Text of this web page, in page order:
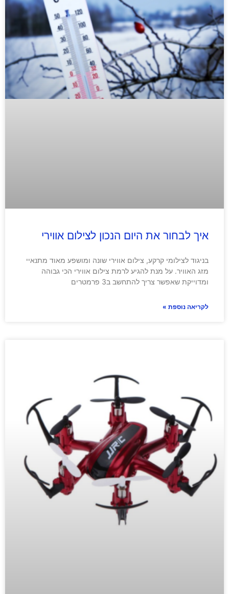
איך לבחור את היום הנכון לצילום אווירי
בניגוד לצילומי קרקע, צילום אווירי שונה ומושפע מאוד מתנאיי
מזג האוויר. על מנת להגיע לרמת צילום אווירי הכי גבוהה
ומדוייקת שאפשר צריך להתחשב ב3 פרמטרים
לקריאה נוספת »